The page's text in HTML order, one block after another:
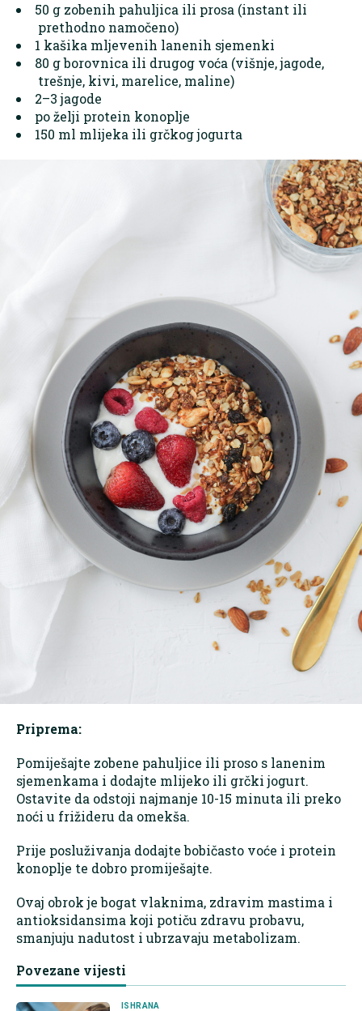
50 g zobenih pahuljica ili prosa (instant ili
prethodno namočeno)
1 kašika mljevenih lanenih sjemenki
80 g borovnica ili drugog voća (višnje, jagode,
trešnje, kivi, marelice, maline)
2–3 jagode
po želji protein konoplje
150 ml mlijeka ili grčkog jogurta
Priprema:
Pomiješajte zobene pahuljice ili proso s lanenim
sjemenkama i dodajte mlijeko ili grčki jogurt.
Ostavite da odstoji najmanje 10-15 minuta ili preko
noći u frižideru da omekša.
Prije posluživanja dodajte bobičasto voće i protein
konoplje te dobro promiješajte.
Ovaj obrok je bogat vlaknima, zdravim mastima i
antioksidansima koji potiču zdravu probavu,
smanjuju nadutost i ubrzavaju metabolizam.
Povezane vijesti
ISHRANA